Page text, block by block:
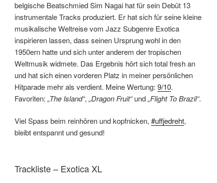
belgische Beatschmied Sim Nagai hat für sein Debüt 13
instrumentale Tracks produziert. Er hat sich für seine kleine
musikalische Weltreise vom Jazz Subgenre Exotica
inspirieren lassen, dass seinen Ursprung wohl in den
1950ern hatte und sich unter anderem der tropischen
Weltmusik widmete. Das Ergebnis hört sich total fresh an
und hat sich einen vorderen Platz in meiner persönlichen
Hitparade mehr als verdient. Meine Wertung: 9/10.
Favoriten: „The Island“, „Dragon Fruit“und„Flight To Brazil“.
Viel Spass beim reinhören und kopfnicken, #uffjedreht,
bleibt entspannt und gesund!
Trackliste – Exotica XL